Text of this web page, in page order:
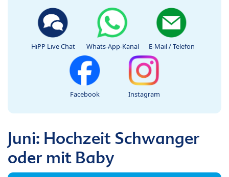
HiPP Live Chat Whats-App-Kanal E-Mail / Telefon
Facebook Instagram
Juni: Hochzeit Schwanger
oder mit Baby